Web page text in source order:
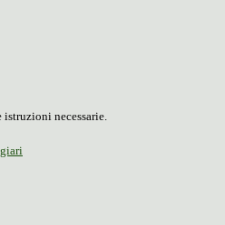
necessarie.